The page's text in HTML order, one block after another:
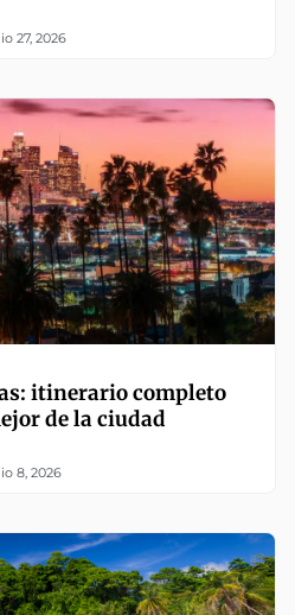
27, 2026
itinerario completo
de la ciudad
8, 2026